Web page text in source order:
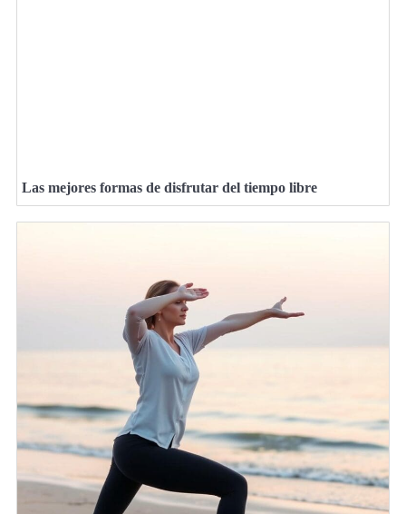
Las mejores formas de disfrutar del tiempo libre